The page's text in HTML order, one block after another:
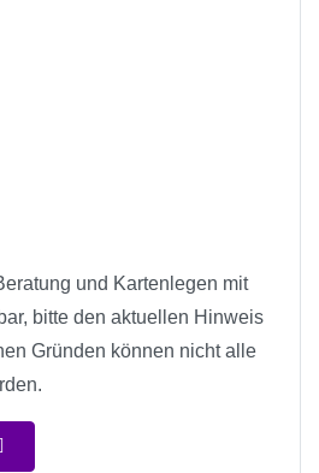
und Kartenlegen mit
bitte den aktuellen Hinweis
Gründen können nicht alle